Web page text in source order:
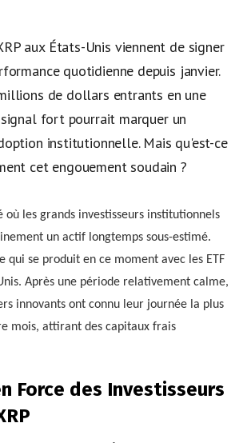
aux États-Unis viennent de signer
quotidienne depuis janvier.
de dollars entrants en une
fort pourrait marquer un
institutionnelle. Mais qu'est-ce
cet engouement soudain ?
où les grands investisseurs institutionnels
un actif longtemps sous-estimé.
qui se produit en ce moment avec les ETF
Après une période relativement calme,
innovants ont connu leur journée la plus
mois, attirant des capitaux frais
Force des Investisseurs